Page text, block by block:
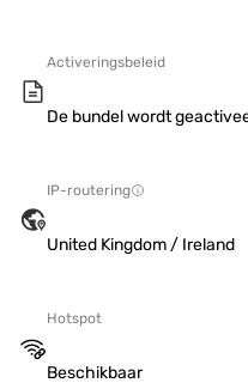
Activeringsbeleid
De bundel wordt
IP-routering
United Kingdom / Ireland
Hotspot
Beschikbaar